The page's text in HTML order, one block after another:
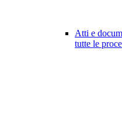
Atti e
tutte le